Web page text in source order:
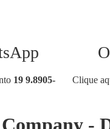
19 9.8905-
Clique